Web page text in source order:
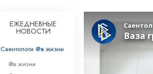
Внутри церкви
Основные
Введение в
ЕЖЕДНЕВНЫЕ
НОВОСТИ
Саентологи @в жизни
@в жизни